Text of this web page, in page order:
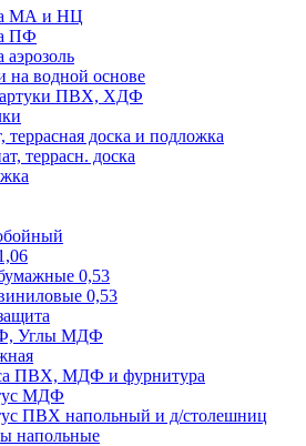
МА и НЦ
ПФ
аэрозоль
на водной основе
ПВХ, ХДФ
террасная доска и подложка
террасн. доска
0,53
0,53
Углы МДФ
ПВХ, МДФ и фурнитура
МДФ
ПВХ напольный и д/столешниц
напольные